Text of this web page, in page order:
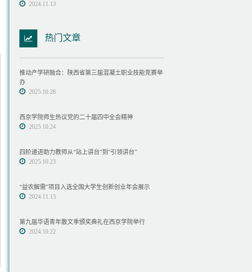
2024.11.13
热门文章
推动产学研融合：陕西省第三届混凝土职业技能竞赛举
办
2025.10.28
西京学院师生热议党的二十届四中全会精神
2025.10.24
四阶递进助力教师从“站上讲台”到“引领讲台”
2025.10.23
“益农解需”项目入选全国大学生创新创业年会展示
2024.11.13
第九届华语青年散文季颁奖典礼在西京学院举行
2024.10.22